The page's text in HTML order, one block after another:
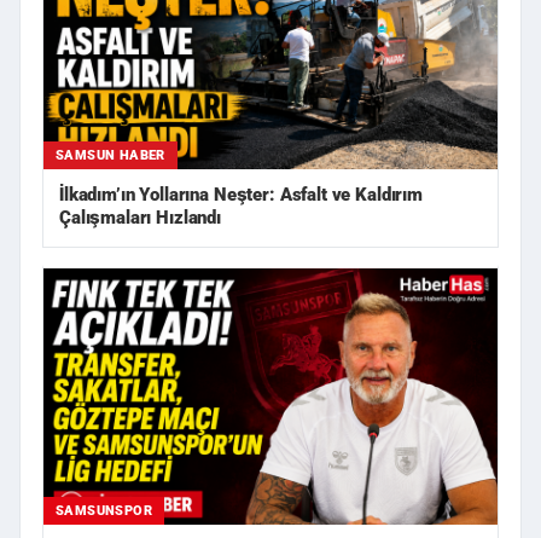
SAMSUN HABER
İlkadım’ın Yollarına Neşter: Asfalt ve Kaldırım
Çalışmaları Hızlandı
SAMSUNSPOR